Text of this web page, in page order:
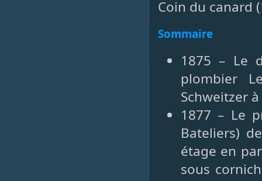
Coin du canard
Sommaire
1875 – Le
plombier
Schweitzer
1877 – Le
Bateliers)
étage en
sous